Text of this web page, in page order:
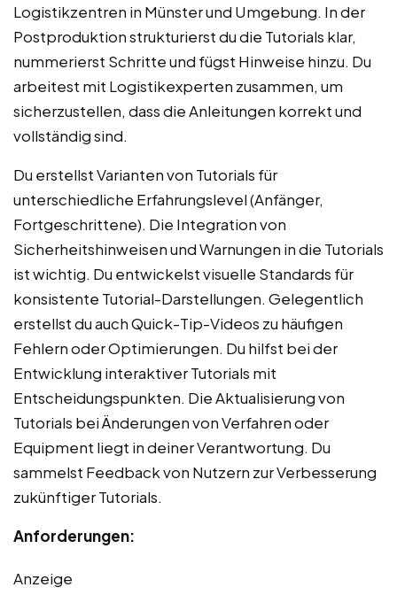
Logistikzentren in Münster und Umgebung. In der
Postproduktion strukturierst du die Tutorials klar,
nummerierst Schritte und fügst Hinweise hinzu. Du
arbeitest mit Logistikexperten zusammen, um
sicherzustellen, dass die Anleitungen korrekt und
vollständig sind.
Du erstellst Varianten von Tutorials für
unterschiedliche Erfahrungslevel (Anfänger,
Fortgeschrittene). Die Integration von
Sicherheitshinweisen und Warnungen in die Tutorials
ist wichtig. Du entwickelst visuelle Standards für
konsistente Tutorial-Darstellungen. Gelegentlich
erstellst du auch Quick-Tip-Videos zu häufigen
Fehlern oder Optimierungen. Du hilfst bei der
Entwicklung interaktiver Tutorials mit
Entscheidungspunkten. Die Aktualisierung von
Tutorials bei Änderungen von Verfahren oder
Equipment liegt in deiner Verantwortung. Du
sammelst Feedback von Nutzern zur Verbesserung
zukünftiger Tutorials.
Anforderungen:
Anzeige